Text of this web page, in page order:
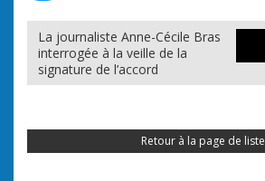
La journaliste Anne-Cécile Bras
interrogée à la veille de la
signature de l’accord
Retour à la page de liste